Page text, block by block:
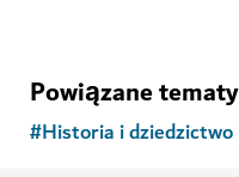
Powiązane tematy
#Historia i dziedzictwo